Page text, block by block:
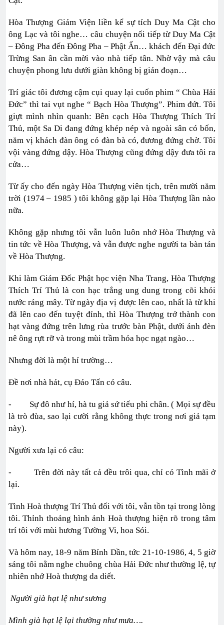
Hòa Thượng Giám Viện liền kể sự tích Duy Ma Cật cho
ông Lạc và tôi nghe… câu chuyện nối tiếp từ Duy Ma Cật
– Đông Pha đến Đông Pha – Phật Ấn… khách đến Đại đức
Trừng San ân cần mời vào nhà tiếp tân. Nhờ vậy mà câu
chuyện phong lưu dưới giàn không bị gián đoạn…
Trí giác tôi đương cậm cụi quay lại cuốn phim “ Chùa Hải
Đức” thì tai vụt nghe “ Bạch Hòa Thượng”. Phim đứt. Tôi
giựt mình nhìn quanh: Bên cạch Hòa Thượng Thích Trí
Thủ, một Sa Di đang đứng khép nép và ngoài sân có bốn,
năm vị khách đàn ông có đàn bà có, đương đứng chờ. Tôi
vội vàng đứng dậy. Hòa Thượng cũng đứng dậy đưa tôi ra
cửa…
Từ ấy cho đến ngày Hòa Thượng viên tịch, trên mười năm
trời (1974 – 1985 ) tôi không gặp lại Hòa Thượng lần nào
nữa.
Không gặp nhưng tôi vẫn luôn luôn nhớ Hòa Thượng và
tin tức về Hòa Thượng, và vẫn được nghe người ta bàn tán
về Hòa Thượng.
Khi làm Giám Đốc Phật học viện Nha Trang, Hòa Thượng
Thích Trí Thủ là con hạc trắng ung dung trong cõi khói
nước ráng mây. Từ ngày địa vị được lên cao, nhất là từ khi
đã lên cao đến tuyệt đỉnh, thì Hòa Thượng trở thành con
hạt vàng đứng trên lưng rùa trước bàn Phật, dưới ánh đèn
nê ông rựt rỡ và trong mùi trầm hóa học ngạt ngào…
Nhưng đời là một hí trường…
Đề nơi nhà hát, cụ Đáo Tấn có câu.
- Sự đô như hí, hà tu giả sứ tiếu phi chân. ( Mọi sự đều
là trò đùa, sao lại cười rằng không thực trong nơi giả tạm
này).
Người xưa lại có câu:
- Trên đời này tất cả đều trôi qua, chỉ có Tình mãi ở
lại.
Tình Hoà thượng Trí Thủ đối với tôi, vẫn tồn tại trong lòng
tôi. Thỉnh thoảng hình ảnh Hoà thượng hiện rõ trong tâm
trí tôi với mùi hương Tường Vi, hoa Sói.
Và hôm nay, 18-9 năm Bính Dần, tức 21-10-1986, 4, 5 giờ
sáng tôi nằm nghe chuông chùa Hải Đức như thường lệ, tự
nhiên nhớ Hoà thượng da diết.
Người già hạt lệ như sương
Mình già hạt lệ lại thường như mưa….